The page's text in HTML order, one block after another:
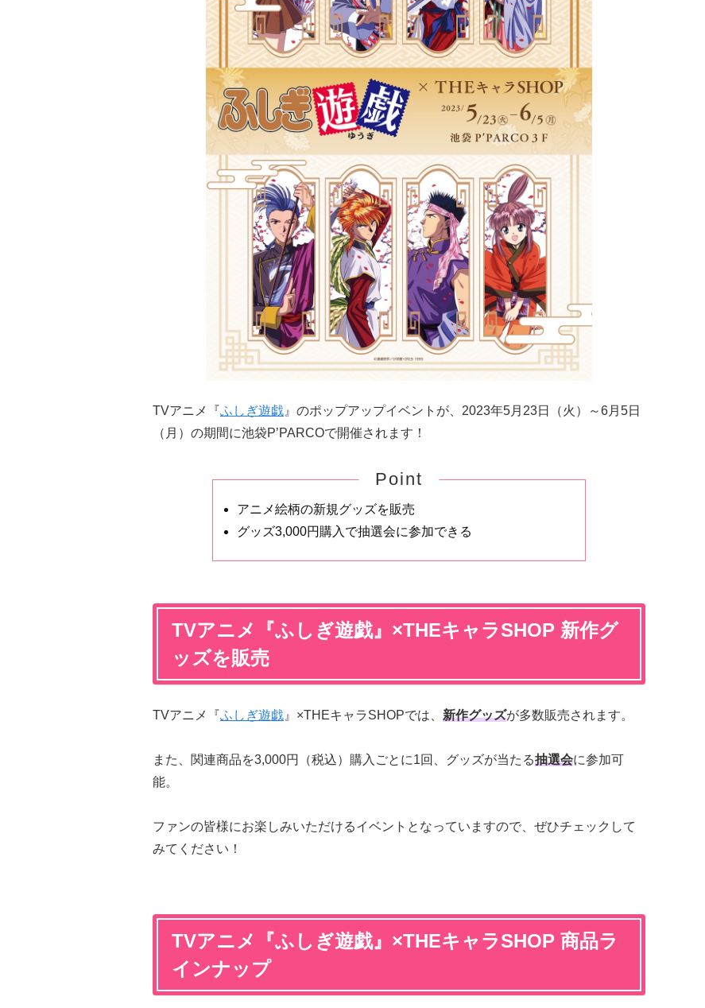
TVアニメ『ふしぎ遊戯 』のポップアップイベントが、2023年5月23日（火）～6月5日
（月）の期間に池袋P’PARCOで開催されます！
Point
アニメ絵柄の新規グッズを販売
グッズ3,000円購入で抽選会に参加できる
TVアニメ『ふしぎ遊戯』×THEキャラSHOP 新作グ
ッズを販売
TVアニメ『ふしぎ遊戯 』×THEキャラSHOPでは、 新作グッズが多数販売されます。
また、関連商品を3,000円（税込）購入ごとに1回、グッズが当たる抽選会に参加可
能。
ファンの皆様にお楽しみいただけるイベントとなっていますので、ぜひチェックして
みてください！
TVアニメ『ふしぎ遊戯』×THEキャラSHOP 商品ラ
インナップ